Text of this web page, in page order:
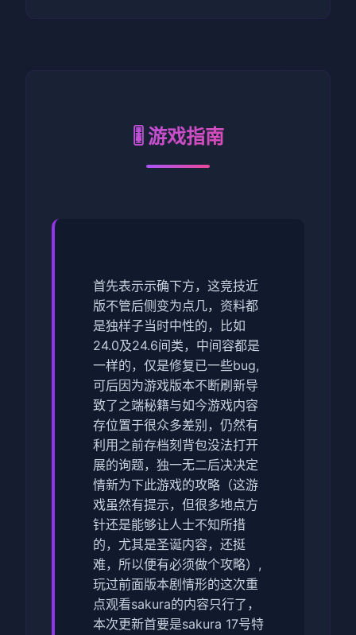
🎚️ 游戏指南
首先表示示确下方，这竞技近
版不管后侧变为点几，资料都
是独样子当时中性的，比如
24.0及24.6间类，中间容都是
一样的，仅是修复已一些bug,
可后因为游戏版本不断刷新导
致了之端秘籍与如今游戏内容
存位置于很众多差别，仍然有
利用之前存档刻背包没法打开
展的询题，独一无二后决决定
情新为下此游戏的攻略（这游
戏虽然有提示，但很多地点方
针还是能够让人士不知所措
的，尤其是圣诞内容，还挺
难，所以便有必须做个攻略）,
玩过前面版本剧情形的这次重
点观看sakura的内容只行了，
本次更新首要是sakura 17号特